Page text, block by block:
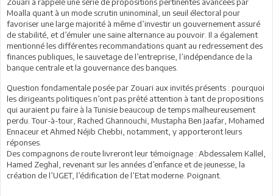
Moalla quant à un mode scrutin uninominal, un seuil électoral pour
favoriser une large majorité à même d’investir un gouvernement assuré
de stabilité, et d’émuler une saine alternance au pouvoir. Il a également
mentionné les différentes recommandations quant au redressement des
finances publiques, le sauvetage de l’entreprise, l’indépendance de la
banque centrale et la gouvernance des banques.
Question fondamentale posée par Zouari aux invités présents : pourquoi
les dirigeants politiques n’ont pas prêté attention à tant de propositions
qui auraient pu faire à la Tunisie beaucoup de temps malheureusement
perdu. Tour-à-tour, Rached Ghannouchi, Mustapha Ben Jaafar, Mohamed
Ennaceur et Ahmed Néjib Chebbi, notamment, y apporteront leurs
réponses.
Des compagnons de route livreront leur témoignage : Abdessalem Kallel,
Hamed Zeghal, revenant sur les années d’enfance et de jeunesse, la
création de l’UGET, l’édification de l’Etat moderne. Poignant.